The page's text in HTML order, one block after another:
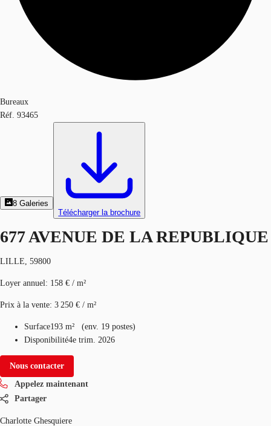
Bureaux
Réf. 93465
8 Galeries
Télécharger la brochure
677 AVENUE DE LA REPUBLIQUE
LILLE, 59800
Loyer annuel: 158 € / m²
Prix à la vente: 3 250 € / m²
Surface193 m² (env. 19 postes)
Disponibilité4e trim. 2026
Nous contacter
Appelez maintenant
Partager
Charlotte Ghesquiere